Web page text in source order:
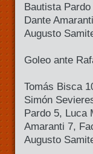
Bautista
Dante
Augusto
Goleo ante
Tomás Bisca
Simón
Pardo 5, Luca
Amaranti 7,
Augusto